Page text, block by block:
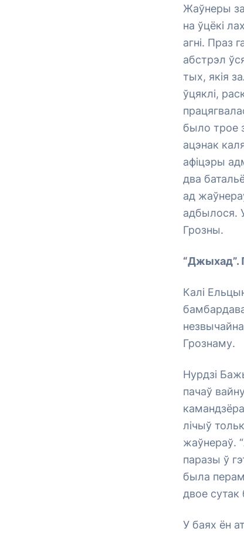
Жаўнеры
на ўцёкі
агні. Праз
абстрэл
тых, якія
ўцяклі,
было трое
ацэнак
афіцэры
два
ад
адбылося.
Грозны.
“Джыхад”.
Калі
Грознаму.
Нурдзі
пачаў
лічыў
жаўнераў.
паразы ў
была
двое сутак
У баях ён